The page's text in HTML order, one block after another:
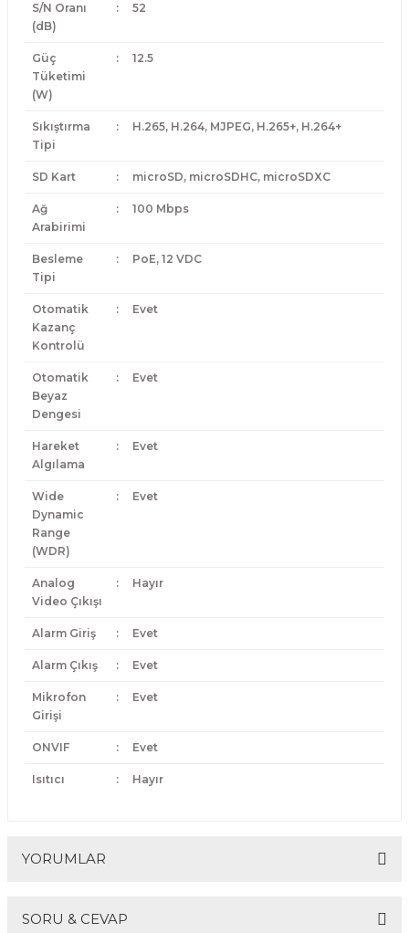
S/N Oranı
(dB)
: 52
Güç
Tüketimi
(W)
: 12.5
Sıkıştırma
Tipi
: H.265, H.264, MJPEG, H.265+, H.264+
SD Kart : microSD, microSDHC, microSDXC
Ağ
Arabirimi
: 100 Mbps
Besleme
Tipi
: PoE, 12 VDC
Otomatik
Kazanç
Kontrolü
: Evet
Otomatik
Beyaz
Dengesi
: Evet
Hareket
Algılama
: Evet
Wide
Dynamic
Range
(WDR)
: Evet
Analog
Video Çıkışı
: Hayır
Alarm Giriş : Evet
Alarm Çıkış : Evet
Mikrofon
Girişi
: Evet
ONVIF : Evet
Isıtıcı : Hayır
YORUMLAR
SORU & CEVAP